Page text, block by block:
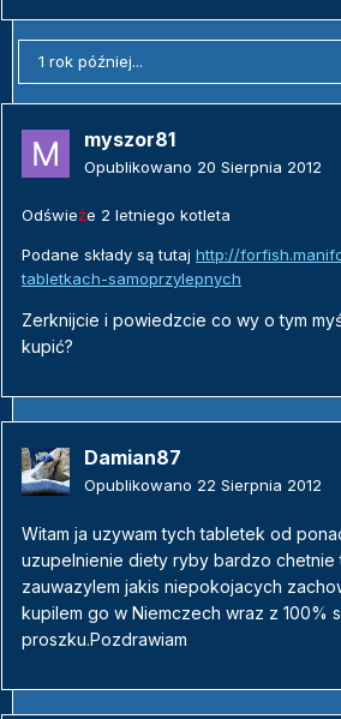
1 rok później...
myszor81
Opublikowano 20 Sierpnia 2012
Odświeże 2 letniego kotleta
Podane składy są tutaj http://
tabletkach-samoprzylepnych
Zerknijcie i powiedzcie co wy o tym
kupić?
Damian87
Opublikowano 22 Sierpnia 2012
Witam ja uzywam tych tabletek od
uzupelnienie diety ryby bardzo chetnie
zauwazylem jakis niepokojacych
kupilem go w Niemczech wraz z 100%
proszku.Pozdrawiam